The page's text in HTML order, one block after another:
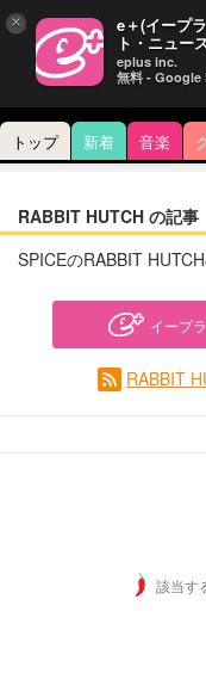
トップ 新着 音楽
RABBIT HUTCH の記事
SPICEのRABBIT
イープ
RABBIT
該当す
× e＋(イープ
ト・ニュー
eplus inc.
無料 - Google